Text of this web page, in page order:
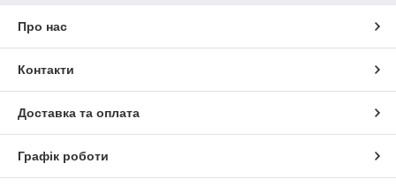
Про нас
Контакти
Доставка та оплата
Графік роботи